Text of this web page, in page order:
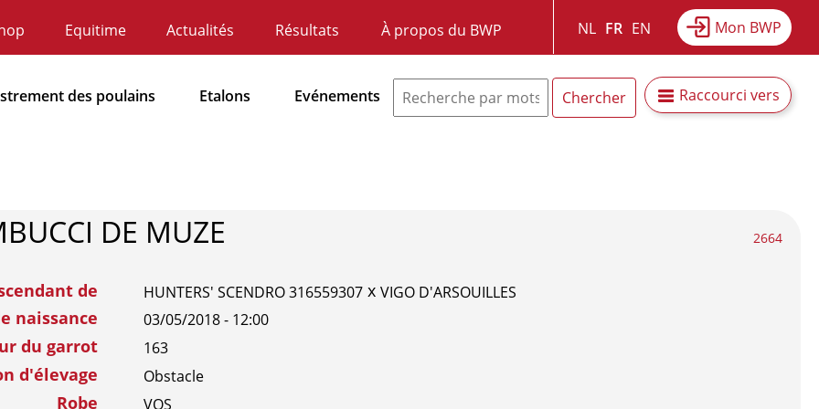
Mon BWP
NL FR EN
Equitime Actualités Résultats À propos du BWP
des poulains Etalons Evénements Raccourci vers
DE MUZE
de HUNTERS' SCENDRO 316559307 x VIGO D'ARSOUILLES
naissance 03/05/2018 - 12:00
du garrot 163
d'élevage Obstacle
Robe VOS
2664